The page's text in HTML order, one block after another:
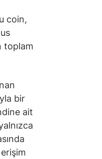
coin,
toplam
bir
ait